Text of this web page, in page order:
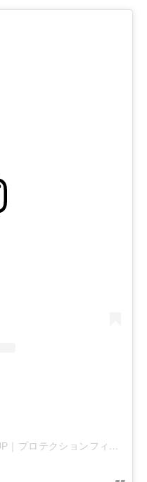
カーコーティング専門店 SOUP｜プロテクションフィルム専門店